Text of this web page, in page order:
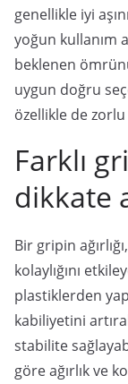
genellikle iyi
yoğun kullanım
beklenen
uygun doğru
özellikle de
Farklı
dikkate
Bir gripin
kolaylığını
plastiklerden
kabiliyetini
stabilite
göre ağırlık ve